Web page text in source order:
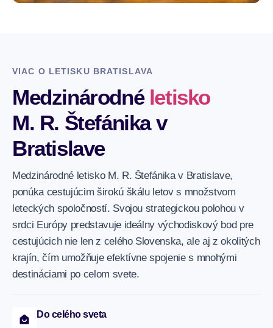
VIAC O LETISKU BRATISLAVA
Medzinárodné letisko
M. R. Štefánika v
Bratislave
Medzinárodné letisko M. R. Štefánika v Bratislave,
ponúka cestujúcim širokú škálu letov s množstvom
leteckých spoločností. Svojou strategickou polohou v
srdci Európy predstavuje ideálny východiskový bod pre
cestujúcich nie len z celého Slovenska, ale aj z okolitých
krajín, čím umožňuje efektívne spojenie s mnohými
destináciami po celom svete.
Do celého sveta